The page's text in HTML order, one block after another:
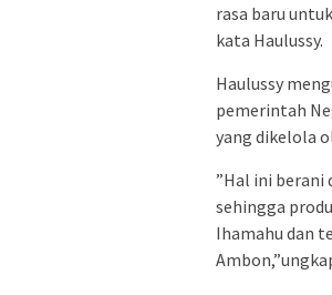
rasa baru
kata Haulussy.
Haulussy
pemerintah
yang dikelola
”Hal ini berani
sehingga
Ihamahu dan